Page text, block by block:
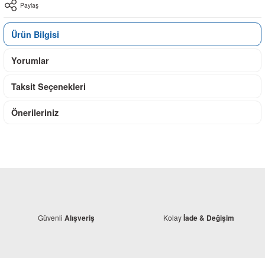
Paylaş
Ürün Bilgisi
Yorumlar
Taksit Seçenekleri
Önerileriniz
Güvenli Alışveriş Kolayİade & Değişim